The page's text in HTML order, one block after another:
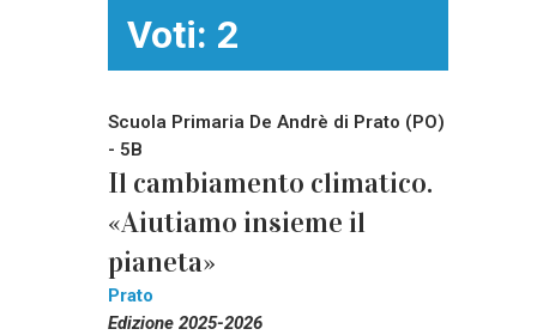
Voti: 2
Scuola Primaria De Andrè di Prato (PO)
- 5B
Il cambiamento climatico.
«Aiutiamo insieme il
pianeta»
Prato
Edizione 2025-2026